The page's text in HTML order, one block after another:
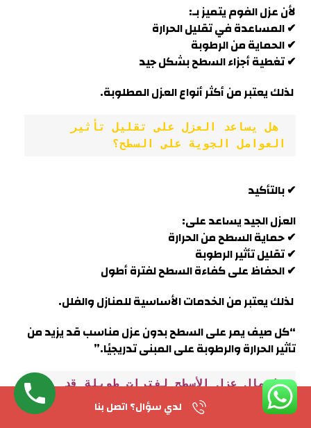
لأن عزل الفوم يتميز بـ:
✔ المساعدة في تقليل الحرارة
✔ الحماية من الرطوبة
✔ تغطية أجزاء السطح بشكل جيد
لذلك يعتبر من أكثر أنواع العزل المطلوبة.
العوامل الجوية على السطح؟
✔ بالتأكيد
العزل الجيد يساعد على:
✔ حماية السطح من الحرارة
✔ تقليل تأثير الرطوبة
✔ الحفاظ على كفاءة السطح لفترة أطول
لذلك يعتبر من الخدمات الأساسية للمنازل والفلل.
“كل صيف يمر على السطح بدون عزل مناسب قد يزيد من
تأثير الحرارة والرطوبة على المبنى تدريجيًا.”
يؤدي إلى:
لدي سؤال؟ اتصل بنا